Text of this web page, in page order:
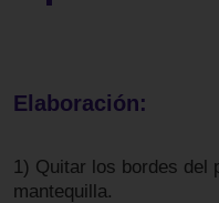
Elaboración:
1) Quitar los bordes del
mantequilla.